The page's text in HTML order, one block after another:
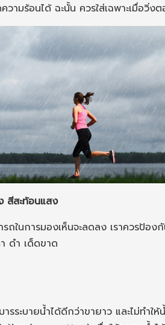
ามร้อนได้ ฉะนั้น ควรใส่เฉพาะเมื่อวิ่
สีสะท้อนแสง
รถในการมองเห็นจะลดลง เราควรป้อ
ดำ เด็ดขาด
รระบายน้ำได้ดีกว่าขายาว และไม่ทำ